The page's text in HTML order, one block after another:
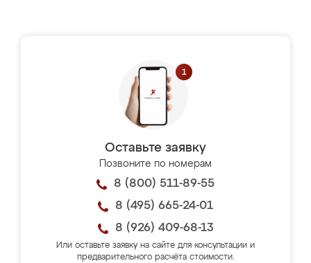
Оставьте заявку
Позвоните по номерам
8 (800) 511-89-55
8 (495) 665-24-01
8 (926) 409-68-13
Или оставьте заявку на сайте для консультации и
предварительного расчёта стоимости.